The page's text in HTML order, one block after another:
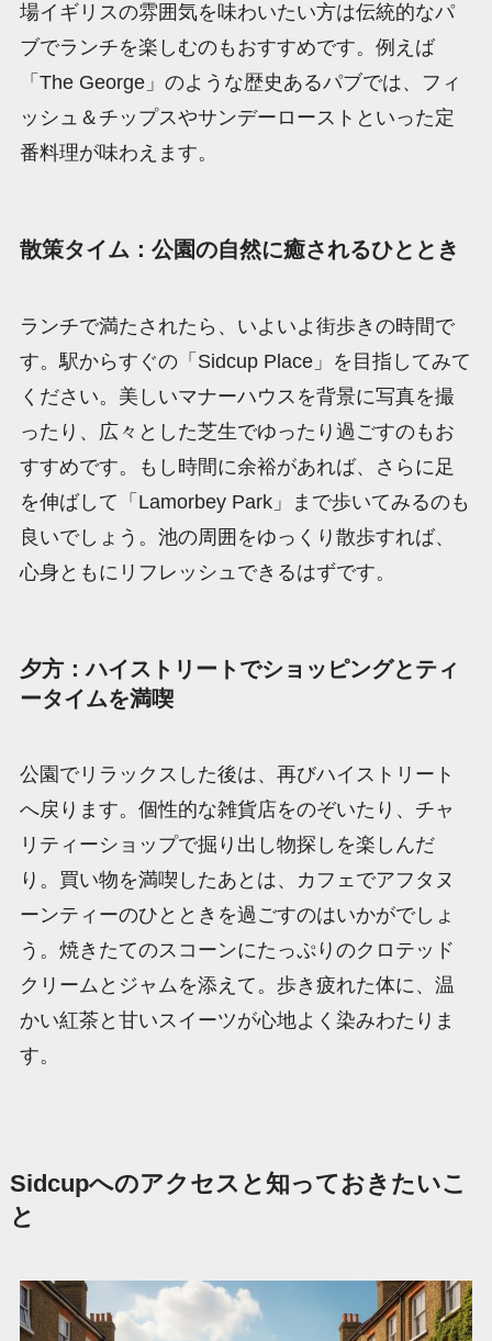
場イギリスの雰囲気を味わいたい方は伝統的なパ
ブでランチを楽しむのもおすすめです。例えば
「The George」のような歴史あるパブでは、フィ
ッシュ＆チップスやサンデーローストといった定
番料理が味わえます。
散策タイム：公園の自然に癒されるひととき
ランチで満たされたら、いよいよ街歩きの時間で
す。駅からすぐの「Sidcup Place」を目指してみて
ください。美しいマナーハウスを背景に写真を撮
ったり、広々とした芝生でゆったり過ごすのもお
すすめです。もし時間に余裕があれば、さらに足
を伸ばして「Lamorbey Park」まで歩いてみるのも
良いでしょう。池の周囲をゆっくり散歩すれば、
心身ともにリフレッシュできるはずです。
夕方：ハイストリートでショッピングとティ
ータイムを満喫
公園でリラックスした後は、再びハイストリート
へ戻ります。個性的な雑貨店をのぞいたり、チャ
リティーショップで掘り出し物探しを楽しんだ
り。買い物を満喫したあとは、カフェでアフタヌ
ーンティーのひとときを過ごすのはいかがでしょ
う。焼きたてのスコーンにたっぷりのクロテッド
クリームとジャムを添えて。歩き疲れた体に、温
かい紅茶と甘いスイーツが心地よく染みわたりま
す。
Sidcupへのアクセスと知っておきたいこ
と